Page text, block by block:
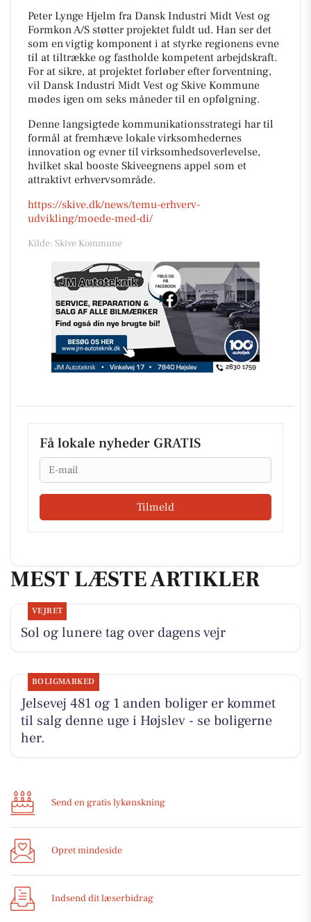
Peter Lynge Hjelm fra Dansk Industri Midt Vest og
Formkon A/S støtter projektet fuldt ud. Han ser det
som en vigtig komponent i at styrke regionens evne
til at tiltrække og fastholde kompetent arbejdskraft.
For at sikre, at projektet forløber efter forventning,
vil Dansk Industri Midt Vest og Skive Kommune
mødes igen om seks måneder til en opfølgning.
Denne langsigtede kommunikationsstrategi har til
formål at fremhæve lokale virksomhedernes
innovation og evner til virksomhedsoverlevelse,
hvilket skal booste Skiveegnens appel som et
attraktivt erhvervsområde.
https://skive.dk/news/temu-erhverv-
udvikling/moede-med-di/
Kilde: Skive Kommune
Få lokale nyheder GRATIS
Email
Tilmeld
MEST LÆSTE ARTIKLER
VEJRET
Sol og lunere tag over dagens vejr
BOLIGMARKED
Jelsevej 481 og 1 anden boliger er kommet
til salg denne uge i Højslev - se boligerne
her.
Send en gratis lykønskning
Opret mindeside
Indsend dit læserbidrag